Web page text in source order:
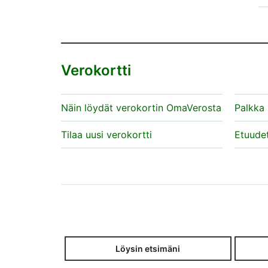
Verokortti
Näin löydät verokortin OmaVerosta
Tilaa uusi verokortti
Palkka
Löysin etsimäni